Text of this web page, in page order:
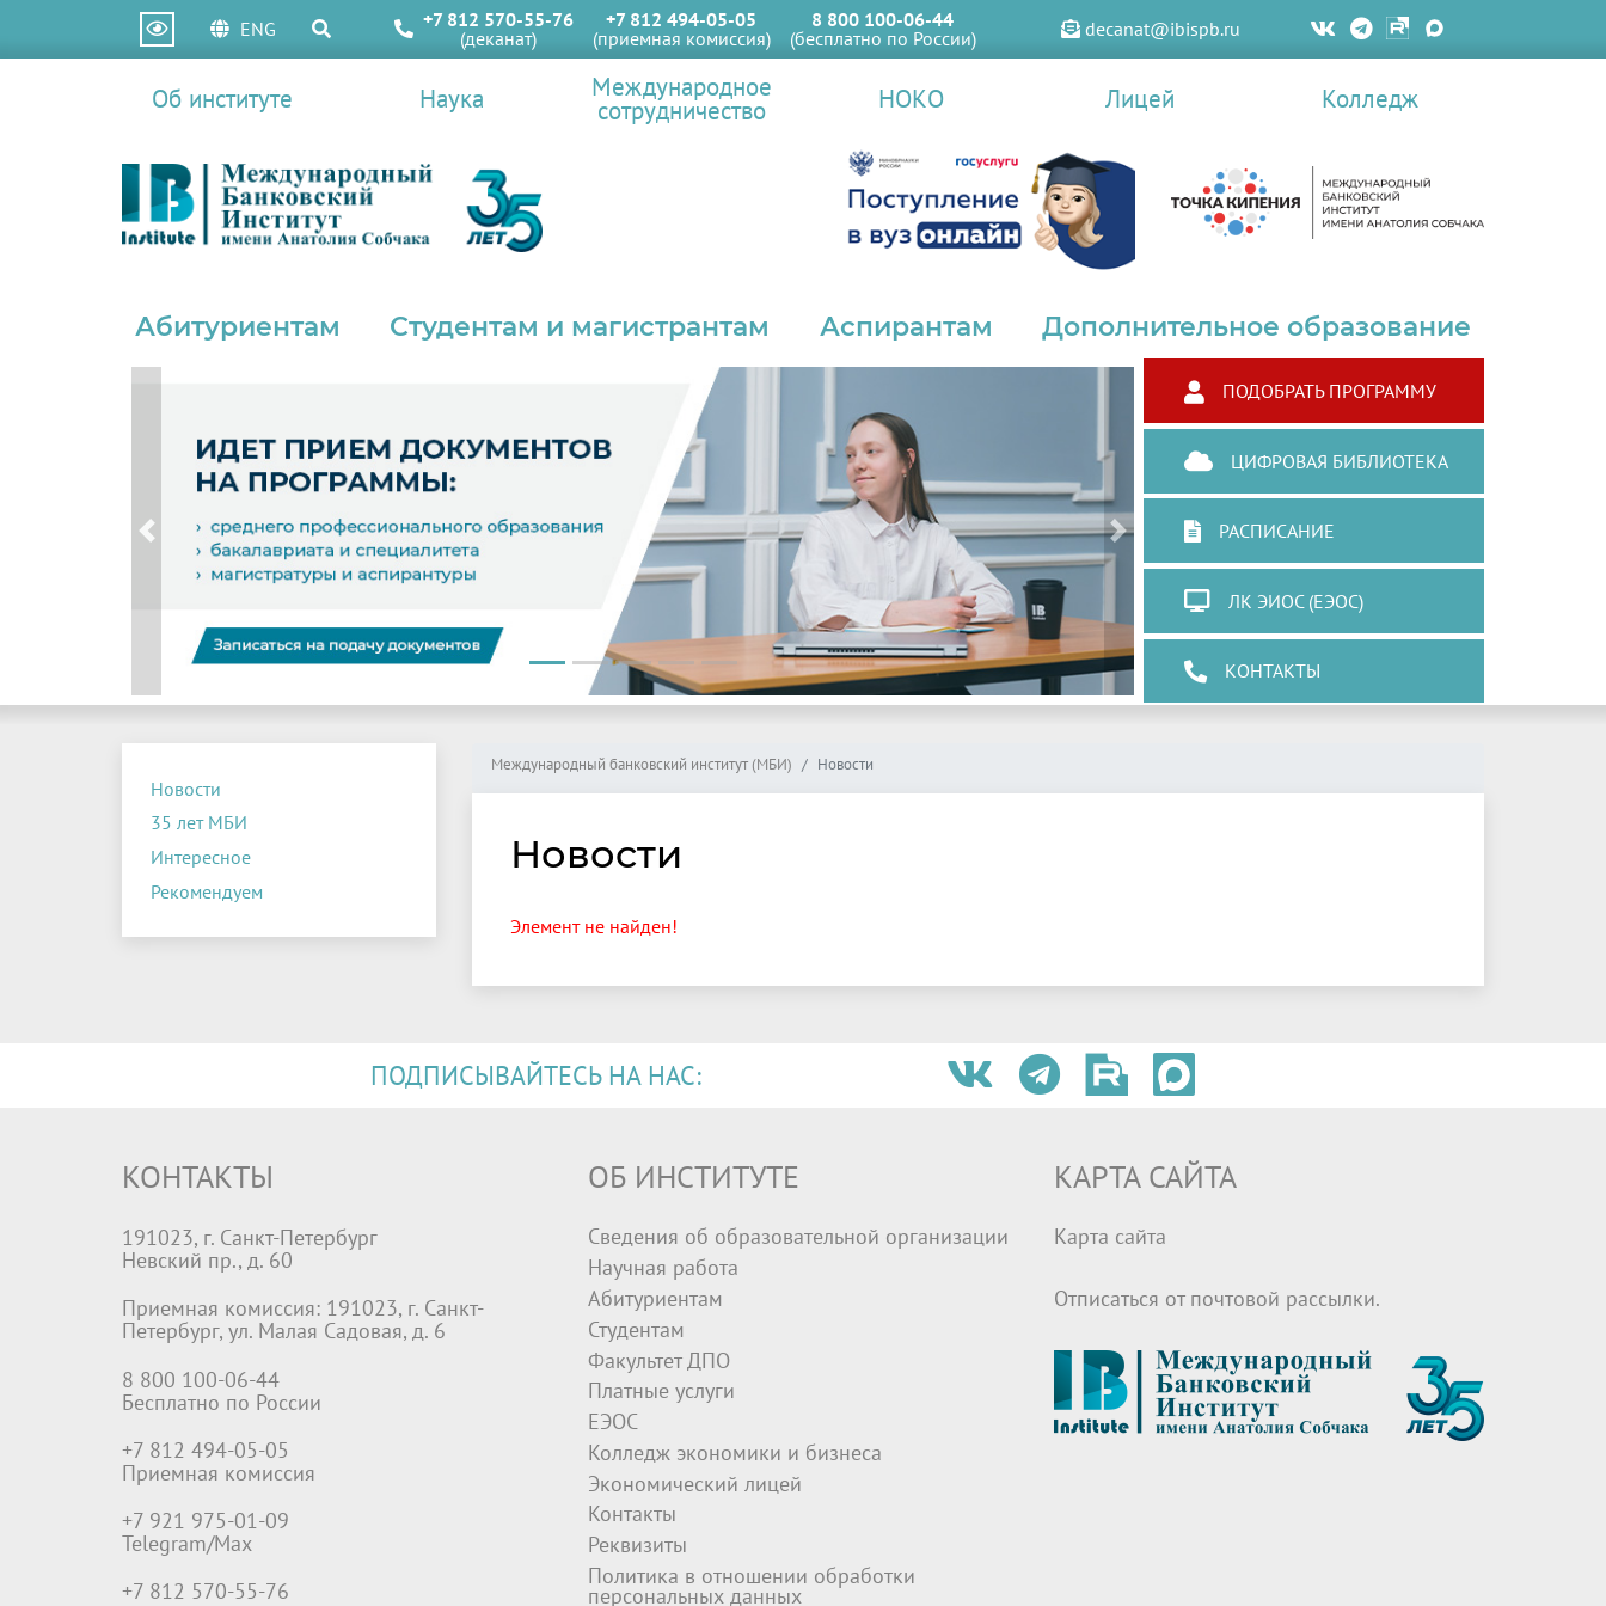
ENG
+7 812 570-55-76
(деканат)
+7 812 494-05-05
(приемная комиссия)
8 800 100-06-44
(бесплатно по России)
decanat@ibispb.ru
Об институте Наука Международное
сотрудничество НОКО Лицей Колледж
Абитуриентам Студентам и магистрантам Аспирантам Дополнительное образование
Previous Next
ПОДОБРАТЬ ПРОГРАММУ
ЦИФРОВАЯ БИБЛИОТЕКА
РАСПИСАНИЕ
ЛК ЭИОС (ЕЭОС)
КОНТАКТЫ
Новости
35 лет МБИ
Интересное
Рекомендуем
Международный банковский институт (МБИ) Новости
Новости
Элемент не найден!
ПОДПИСЫВАЙТЕСЬ НА НАС:
КОНТАКТЫ
191023, г. Санкт-Петербург
Невский пр., д. 60
Приемная комиссия: 191023, г. Санкт-
Петербург, ул. Малая Садовая, д. 6
8 800 100-06-44
Бесплатно по России
+7 812 494-05-05
Приемная комиссия
+7 921 975-01-09
Telegram/Max
+7 812 570-55-76
ОБ ИНСТИТУТЕ
Сведения об образовательной организации
Научная работа
Абитуриентам
Студентам
Факультет ДПО
Платные услуги
ЕЭОС
Колледж экономики и бизнеса
Экономический лицей
Контакты
Реквизиты
Политика в отношении обработки
персональных данных
КАРТА САЙТА
Карта сайта
Отписаться от почтовой рассылки.